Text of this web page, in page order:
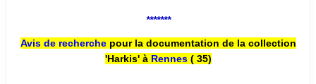
*******
Avis de recherche pour la documentation de la collection
'Harkis' à Rennes( 35)